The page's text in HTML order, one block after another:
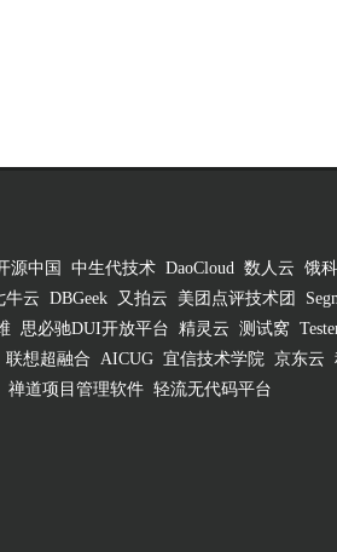
源中国 中生代技术 DaoCloud 数人云 饿
牛云 DBGeek 又拍云 美团点评技术团
思必驰DUI开放平台 精灵云 测试窝
联想超融合 AICUG 宜信技术学院 京东云
禅道项目管理软件 轻流无代码平台